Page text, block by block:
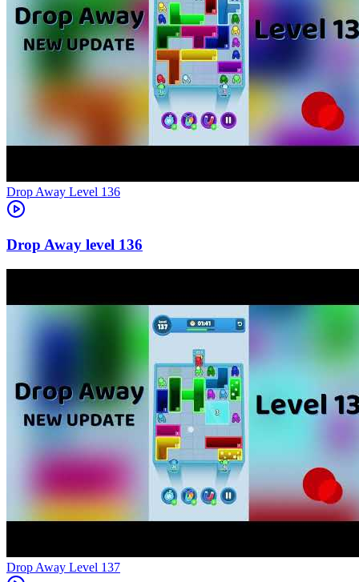
Level 136
136
Level 137